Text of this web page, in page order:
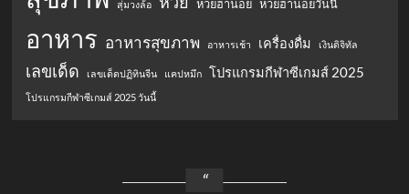
สุ่มวงล้อ หวยฮานอย หวยฮานอยวันนี้
อาหาร อาหารสุขภาพ อาหารเช้า เครื่องดื่ม เงินดิจิทัล
เลขเด็ด เลขเด็ดปฏิทินจีน แคปหมึก โปรแกรมกีฬาซีเกมส์ 2025
โปรแกรมกีฬาซีเกมส์ 2025 วันนี้